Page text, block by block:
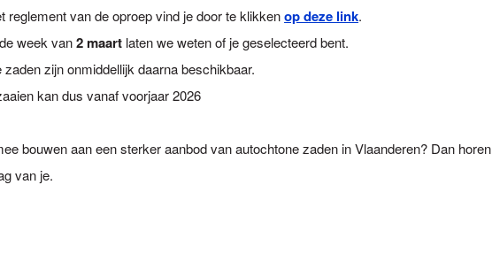
reglement van de oproep vind je door te klikkenop deze link.
week van2 maart laten we weten of je geselecteerd bent.
zaden zijn onmiddellijk daarna beschikbaar.
kan dus vanaf voorjaar 2026
bouwen aan een sterker aanbod van autochtone zaden in Vlaanderen? Dan horen
van je.